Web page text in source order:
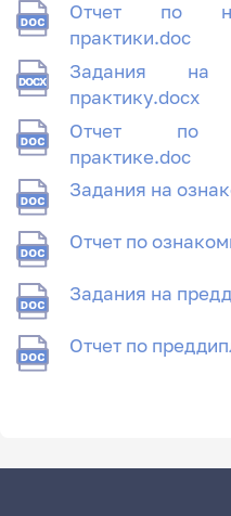
Отчет по
практики.doc
Задания на
практику.docx
Отчет по
практике.doc
Задания на
Отчет по
Задания на
Отчет по